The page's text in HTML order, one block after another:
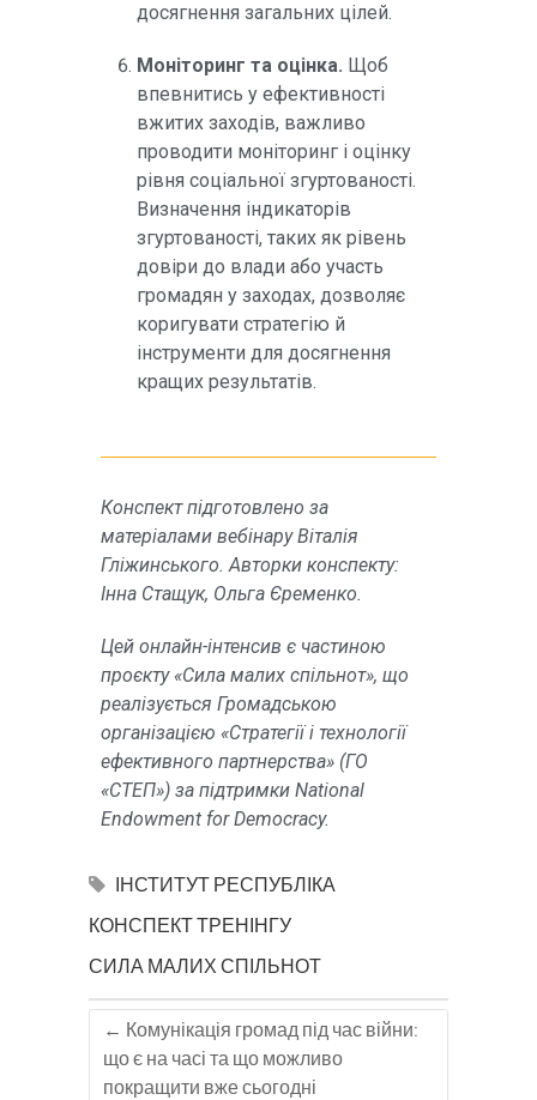
досягнення загальних цілей.
Моніторинг та оцінка. Щоб
впевнитись у ефективності
вжитих заходів, важливо
проводити моніторинг і оцінку
рівня соціальної згуртованості.
Визначення індикаторів
згуртованості, таких як рівень
довіри до влади або участь
громадян у заходах, дозволяє
коригувати стратегію й
інструменти для досягнення
кращих результатів.
Конспект підготовлено за
матеріалами вебінару Віталія
Гліжинського. Авторки конспекту:
Інна Стащук, Ольга Єременко.
Цей онлайн-інтенсив є частиною
проєкту «Сила малих спільнот», що
реалізується Громадською
організацією «Стратегії і технології
ефективного партнерства» (ГО
«СТЕП») за підтримки National
Endowment for Democracy.
ІНСТИТУТ РЕСПУБЛІКА
КОНСПЕКТ ТРЕНІНГУ
СИЛА МАЛИХ СПІЛЬНОТ
← Комунікація громад під час війни:
що є на часі та що можливо
покращити вже сьогодні